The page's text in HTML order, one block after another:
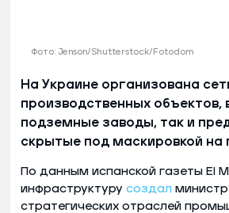
Фото: Jenson/Shutterstock/Fotodom
На Украине организована
производственных объектов,
подземные заводы, так и
скрытые под маскировкой на
По данным испанской газеты El
инфраструктуру создал
стратегических отраслей